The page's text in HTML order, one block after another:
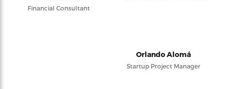
Financial Consultant
Orlando Alomá
Startup Project Manager